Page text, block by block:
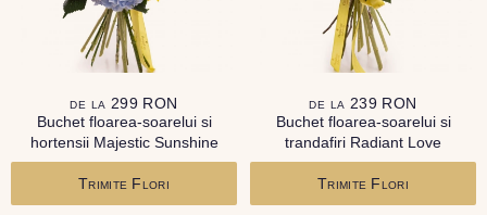
de la 299 RON
Buchet floarea-soarelui si
hortensii Majestic Sunshine
Trimite Flori
de la 239 RON
Buchet floarea-soarelui si
trandafiri Radiant Love
Trimite Flori